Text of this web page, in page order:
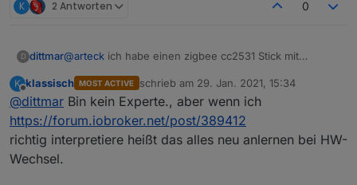
K 2 Antworten 0
D dittmar@arteck ich habe einen zigbee cc2531 Stick mit
docker auf synology.
ttyASCM0 ist durchgereicht und läuft gut.
Kann ich den neuen Stick hier einfach gegen den alten
ersetzen?
K
Offline
klassisch MOST ACTIVE schrieb am 29. Jan. 2021, 15:34
zuletzt editiert von
@dittmar Bin kein Experte., aber wenn ich
https://forum.iobroker.net/post/389412
richtig interpretiere heißt das alles neu anlernen bei HW-
Wechsel.